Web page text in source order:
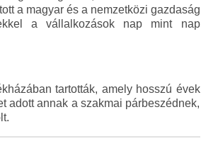
a magyar és a nemzetközi gazdaság
a vállalkozások nap mint nap
tartották, amely hosszú évek
adott annak a szakmai párbeszédnek,